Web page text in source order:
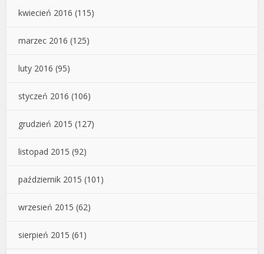
kwiecień 2016 (115)
marzec 2016 (125)
luty 2016 (95)
styczeń 2016 (106)
grudzień 2015 (127)
listopad 2015 (92)
październik 2015 (101)
wrzesień 2015 (62)
sierpień 2015 (61)